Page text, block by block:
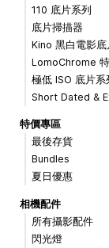
110 底片系列
底片掃描器
Kino 黑白電影底
LomoChrome
極低 ISO 底片系
Short Dated &
特價專區
最後存貨
Bundles
夏日優惠
相機配件
所有攝影配件
閃光燈